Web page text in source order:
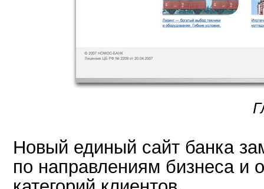
Новый единый сайт банка
по направлениям бизнеса и